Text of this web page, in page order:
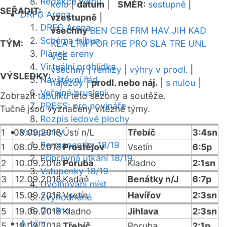
DRFG Arena
DRFG Arena
Schéma tribun
Plánek areny
Virtuální prohlídka
Návštěvní řád
Veřejné bruslení
PRESS: pro novináře
Rozpis ledové plochy
Vstupenky
Permanentky 18/19
Přípravná utkání 18/19
Vstupenky 18/19
Uvolňování míst
Zvýhodněné
On-line
A-tým
SEŘADIT:
kolo|datum SMĚR: sestupně
vzestupně
TÝM:
všechny BEN CEB FRM HAV JIH KAD
KLA LTM POR PRE PRO SLA TRE UNL
VSE
VÝSLEDKY:
všechny|remízy výhry v prodl.
nájezdy|prodl. nebo náj. s nulou
Zobrazittabulkutéto sezóny a soutěže.
Tučně jsou vyznačeny vítězné týmy.
1 08.09.2018Ústí n/L Třebíč
3:4sn
1
08.09.2018Prostějov Vsetín
6:5p
2
10.09.2018Poruba Kladno
2:1sn
3
12.09.2018Kadaň Benátky n/J
6:7p
4
15.09.2018Vsetín Havířov
2:3sn
5
19.09.2018Kladno Jihlava
2:3sn